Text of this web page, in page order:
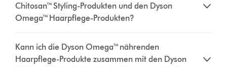
Chitosan™ Styling-Produkten und den Dyson
Omega™ Haarpflege-Produkten?
Kann ich die Dyson Omega™ nährenden
Haarpflege-Produkte zusammen mit den Dyson